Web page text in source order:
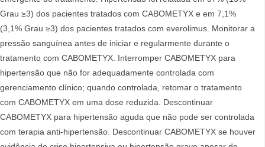
Grau ≥3) dos pacientes tratados com CABOMETYX e em 7,1%
(3,1% Grau ≥3) dos pacientes tratados com everolimus. Monitorar a
pressão sanguínea antes de iniciar e regularmente durante o
tratamento com CABOMETYX. Interromper CABOMETYX para
hipertensão que não for adequadamente controlada com
gerenciamento clínico; quando controlada, retomar o tratamento
com CABOMETYX em uma dose reduzida. Descontinuar
CABOMETYX para hipertensão aguda que não pode ser controlada
com terapia anti-hipertensão. Descontinuar CABOMETYX se houver